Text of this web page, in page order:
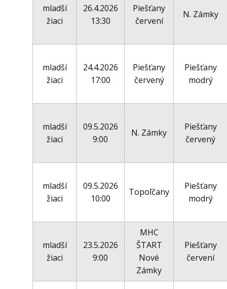
mladší
žiaci
26.4.2026
13:30
Piešťany
červení
N. Zámky
mladší
žiaci
24.4.2026
17:00
Piešťany
červený
Piešťany
modrý
mladší
žiaci
09.5.2026
9:00
N. Zámky
Piešťany
červený
mladší
žiaci
09.5.2026
10:00
Topoľčany
Piešťany
modrý
mladší
žiaci
23.5.2026
9:00
MHC
ŠTART
Nové
Zámky
Piešťany
červení